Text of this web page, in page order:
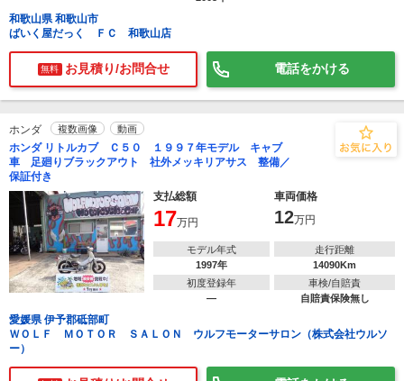
和歌山県 和歌山市
ばいく屋だっく ＦＣ 和歌山店
無料 お見積り/お問合せ 電話をかける
ホンダ 複数画像 動画
ホンダ リトルカブ Ｃ５０ １９９７年モデル キャブ
車 足廻りブラックアウト 社外メッキリアサス 整備／
保証付き
支払総額
車両価格
17万円 12万円
モデル年式
1997年
走行距離
14090Km
初度登録年
―
車検/自賠責
自賠責保険無し
愛媛県 伊予郡砥部町
ＷＯＬＦ ＭＯＴＯＲ ＳＡＬＯＮ ウルフモーターサロン（株式会社ウルソ
ー）